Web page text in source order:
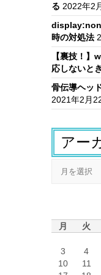
る 2022年2
時の対処法
【裏技！
応しないと
骨伝導ヘッ
2021年2月
アー
月 火
3
4
10
11